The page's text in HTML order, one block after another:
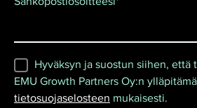
Hyväksyn ja suostun siihen, että
EMU Growth Partners Oy:n
tietosuojaselosteen mukaisesti.